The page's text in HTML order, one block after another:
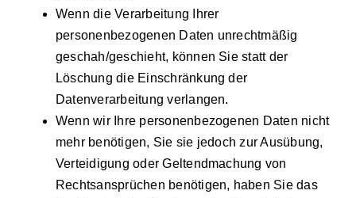
Wenn die Verarbeitung Ihrer
personenbezogenen Daten unrechtmäßig
geschah/geschieht, können Sie statt der
Löschung die Einschränkung der
Datenverarbeitung verlangen.
Wenn wir Ihre personenbezogenen Daten nicht
mehr benötigen, Sie sie jedoch zur Ausübung,
Verteidigung oder Geltendmachung von
Rechtsansprüchen benötigen, haben Sie das